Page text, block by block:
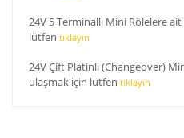
24V 5 Terminalli Mini Rölelere
lütfen tıklayın
24V Çift Platinli (Changeover)
ulaşmak için lütfen tıklayın